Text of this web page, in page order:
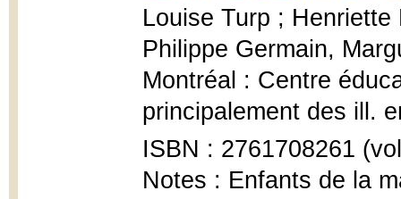
Louise Turp ;
Philippe Germain,
Montréal : Centre
principalement des ill.
ISBN : 2761708261
Notes : Enfants de la